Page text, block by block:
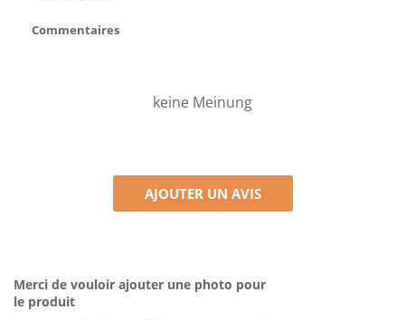
Commentaires
keine Meinung
AJOUTER UN AVIS
Merci de vouloir ajouter une photo pour
le produit